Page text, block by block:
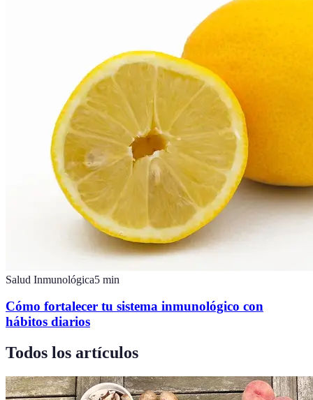
Salud Inmunológica5 min
Cómo fortalecer tu sistema inmunológico con
hábitos diarios
Todos los artículos